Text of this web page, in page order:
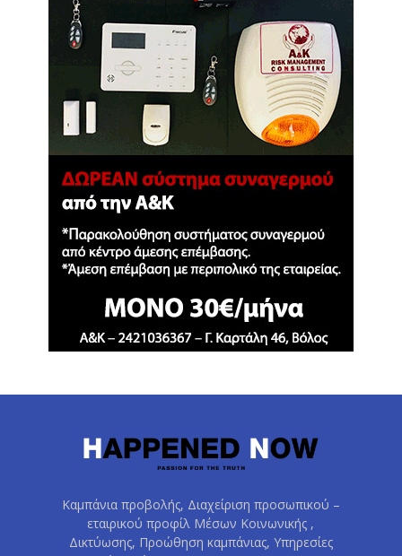
Καμπάνια προβολής, Διαχείριση προσωπικού –
εταιρικού προφίλ Μέσων Κοινωνικής ,
Δικτύωσης, Προώθηση καμπάνιας, Υπηρεσίες